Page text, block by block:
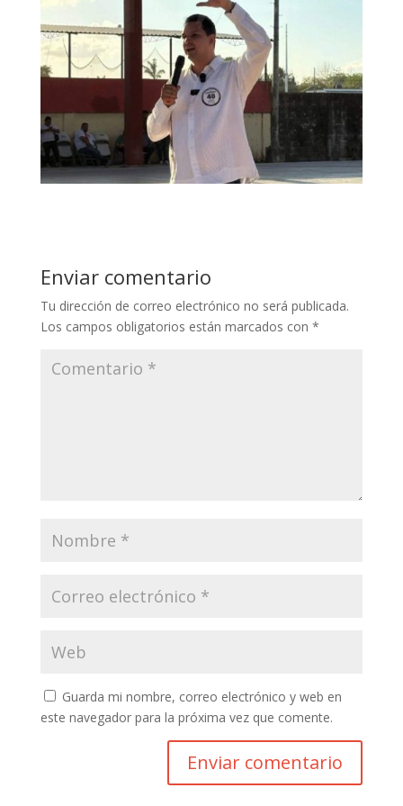
Enviar comentario
Tu dirección de correo electrónico no será publicada.
Los campos obligatorios están marcados con *
Guarda mi nombre, correo electrónico y web en
este navegador para la próxima vez que comente.